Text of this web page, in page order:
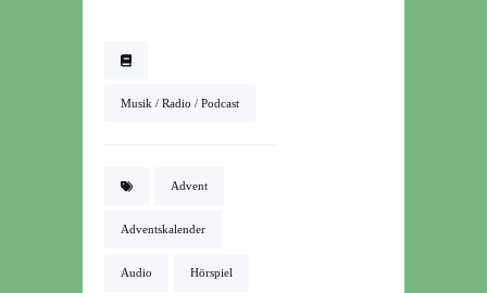
Musik / Radio / Podcast
Advent
Adventskalender
Audio Hörspiel